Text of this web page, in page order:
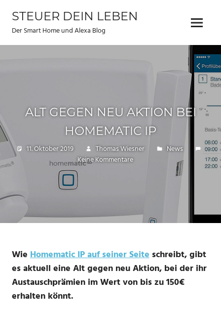
Inhalt
springen
STEUER DEIN LEBEN
Der Smart Home und Alexa Blog Menu
ALT GEGEN NEU AKTION BEI
HOMEMATIC IP
11. Oktober 2019 Thomas Wiesner
News
Keine Kommentare
Wie Homematic IP auf seiner Seite schreibt, gibt
es aktuell eine Alt gegen neu Aktion, bei der ihr
Austauschprämien im Wert von bis zu 150€
erhalten könnt.